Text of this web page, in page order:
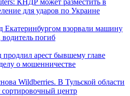
КНДР может разместить в
для ударов по Украине
Екатеринбургом взорвали машину
водитель погиб
продлил арест бывшему главе
о мошенничестве
Wildberries. В Тульской области
сортировочный центр